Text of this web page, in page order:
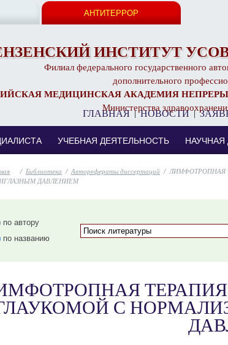
АНТИТЕРРОР
ИНСТИТУТ
Филиал федерального государственного
дополнительного
МЕДИЦИНСКАЯ АКАДЕМИЯ
Министерства
ГЛАВНАЯ |НОВОСТИ |
УЧЕБНАЯ ДЕЯТЕЛЬНОСТЬ НАУЧНАЯ
/ Библиотека / Авторефераты диссертаций / ЛИМФОТРОПНАЯ
ДАВЛЕНИЕМ
по автору
по названию
С